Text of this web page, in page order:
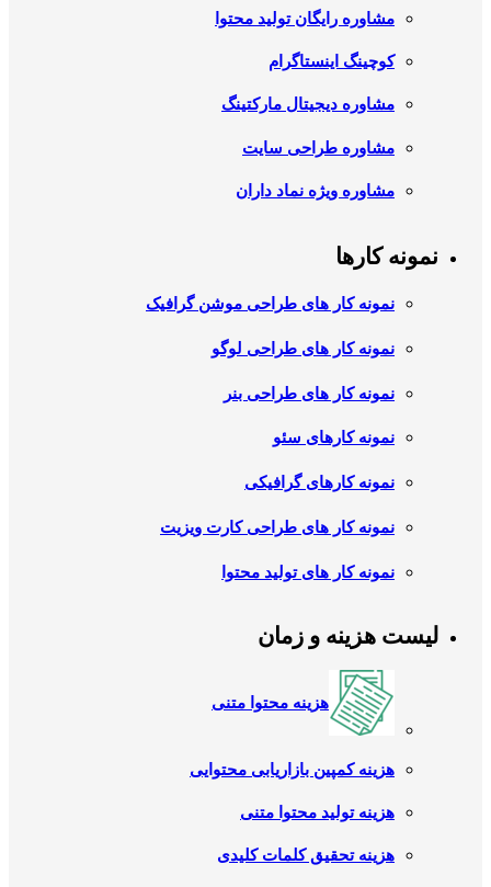
مشاوره رایگان تولید محتوا
کوچینگ اینستاگرام
مشاوره دیجیتال مارکتینگ
مشاوره طراحی سایت
مشاوره ویژه نماد داران
نمونه کارها
نمونه کار های طراحی موشن گرافیک
نمونه کار های طراحی لوگو
نمونه کار های طراحی بنر
نمونه کارهای سئو
نمونه کارهای گرافیکی
نمونه کار های طراحی کارت ویزیت
نمونه کار های تولید محتوا
لیست هزینه و زمان
هزینه محتوا متنی
هزینه کمپین بازاریابی محتوایی
هزینه تولید محتوا متنی
هزینه تحقیق کلمات کلیدی